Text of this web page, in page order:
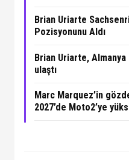
Brian Uriarte
Pozisyonunu Aldı
Brian Uriarte,
ulaştı
Marc Marquez’in
2027’de Moto2’ye